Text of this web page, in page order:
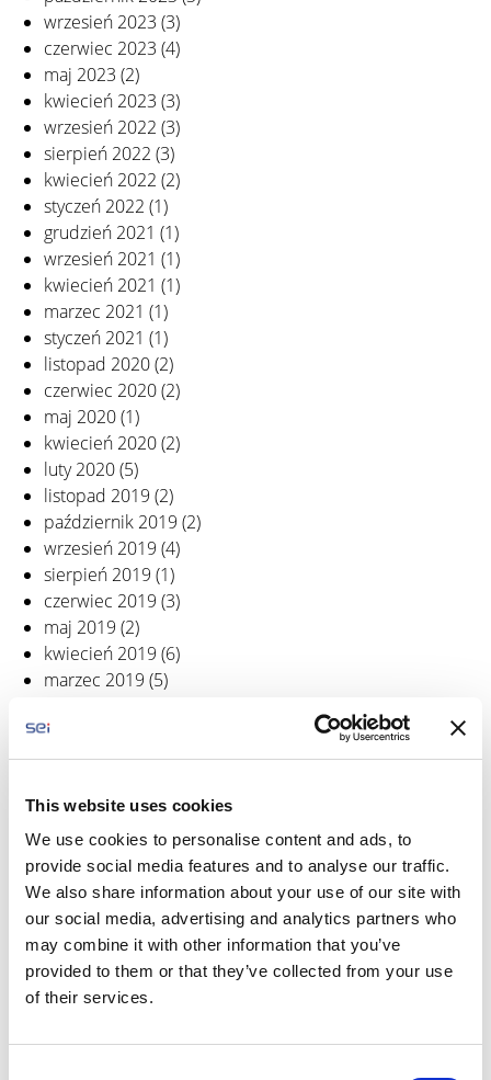
This website uses cookies
We use cookies to personalise content and ads, to
provide social media features and to analyse our traffic.
We also share information about your use of our site with
our social media, advertising and analytics partners who
may combine it with other information that you’ve
provided to them or that they’ve collected from your use
of their services.
wrzesień 2023 (3)
czerwiec 2023 (4)
maj 2023 (2)
kwiecień 2023 (3)
wrzesień 2022 (3)
sierpień 2022 (3)
kwiecień 2022 (2)
styczeń 2022 (1)
grudzień 2021 (1)
wrzesień 2021 (1)
kwiecień 2021 (1)
marzec 2021 (1)
styczeń 2021 (1)
listopad 2020(2)
czerwiec 2020(2)
maj 2020(1)
kwiecień 2020(2)
luty 2020(5)
listopad 2019 (2)
październik 2019 (2)
wrzesień 2019 (4)
sierpień 2019 (1)
czerwiec 2019 (3)
maj 2019 (2)
kwiecień 2019 (6)
marzec 2019 (5)
grudzień 2018
listopad 2018(2)
wrzesień 2018(2)
sierpień 2018 (1)
czerwiec 2018(3)
maj 2018(2)
kwiecień 2018 (3)
marzec 2018 (6)
luty 2018 (1)
styczeń 2018(5)
listopad 2017(2)